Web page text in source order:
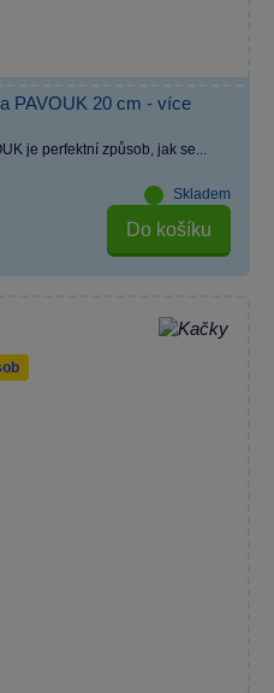
PAVOUK 20 cm - více
je perfektní způsob, jak se...
Skladem
Do košíku